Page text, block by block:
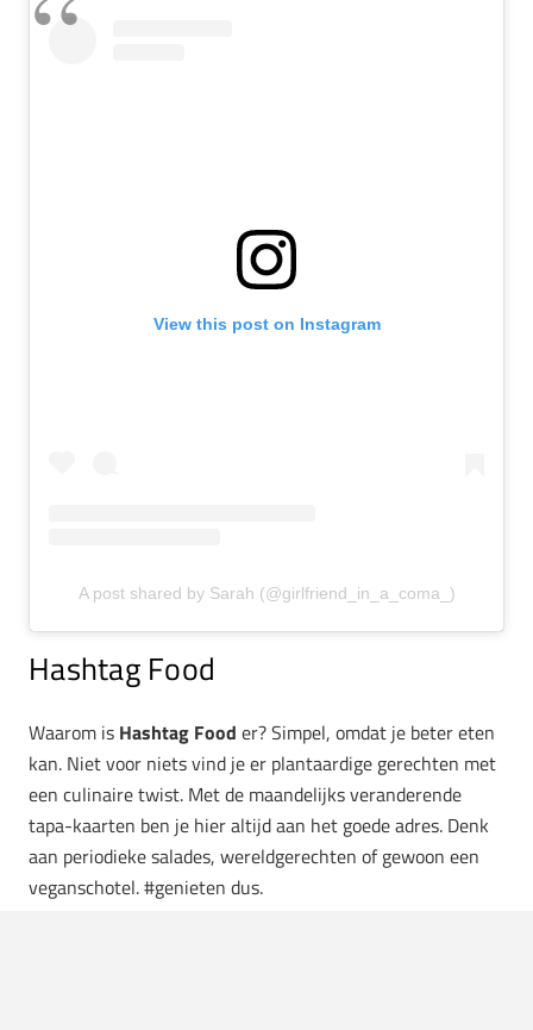
View this post on Instagram
A post shared by Sarah (@girlfriend_in_a_coma_)
Hashtag Food
Waarom is Hashtag Food er? Simpel, omdat je beter eten
kan. Niet voor niets vind je er plantaardige gerechten met
een culinaire twist. Met de maandelijks veranderende
tapa-kaarten ben je hier altijd aan het goede adres. Denk
aan periodieke salades, wereldgerechten of gewoon een
veganschotel. #genieten dus.